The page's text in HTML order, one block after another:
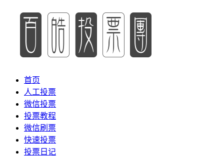
首页
人工投票
微信投票
投票教程
微信刷票
快速投票
投票日记